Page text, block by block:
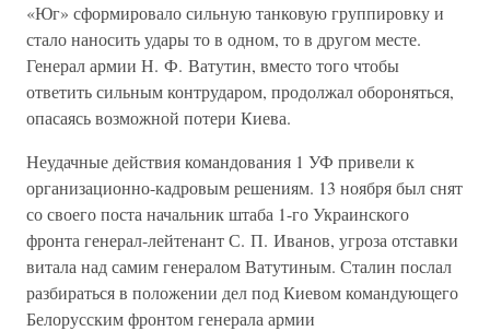
«Юг» сформировало сильную танковую группировку и
стало наносить удары то в одном, то в другом месте.
Генерал армии Н. Ф. Ватутин, вместо того чтобы
ответить сильным контрударом, продолжал обороняться,
опасаясь возможной потери Киева.
Неудачные действия командования 1 УФ привели к
организационно-кадровым решениям. 13 ноября был снят
со своего поста начальник штаба 1-го Украинского
фронта генерал-лейтенант С. П. Иванов, угроза отставки
витала над самим генералом Ватутиным. Сталин послал
разбираться в положении дел под Киевом командующего
Белорусским фронтом генерала армии